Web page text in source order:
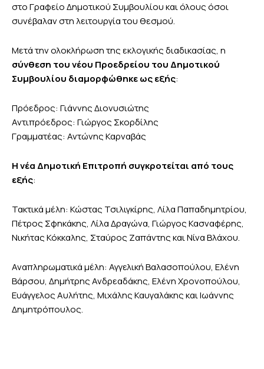
στο Γραφείο Δημοτικού Συμβουλίου και όλους όσοι
συνέβαλαν στη λειτουργία του θεσμού.
Μετά την ολοκλήρωση της εκλογικής διαδικασίας, η
σύνθεση του νέου Προεδρείου του Δημοτικού
Συμβουλίου διαμορφώθηκε ως εξής:
Πρόεδρος: Γιάννης Διονυσιώτης
Αντιπρόεδρος: Γιώργος Σκορδίλης
Γραμματέας: Αντώνης Καρναβάς
Η νέα Δημοτική Επιτροπή συγκροτείται από τους
εξής:
Τακτικά μέλη: Κώστας Τσιλιγκίρης, Λίλα Παπαδημητρίου,
Πέτρος Σφηκάκης, Λίλα Δραγώνα, Γιώργος Κασναφέρης,
Νικήτας Κόκκαλης, Σταύρος Ζαπάντης και Νίνα Βλάχου.
Αναπληρωματικά μέλη: Αγγελική Βαλασοπούλου, Ελένη
Βάρσου, Δημήτρης Ανδρεαδάκης, Ελένη Χρονοπούλου,
Ευάγγελος Αυλήτης, Μιχάλης Καυγαλάκης και Ιωάννης
Δημητρόπουλος.